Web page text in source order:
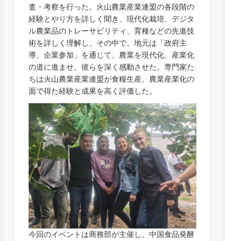
査・考察を行った。火山農業産業連盟の各段階の
経験とやり方を詳しく聞き、現代化栽培、デジタ
ル農業品のトレーサビリティ、育種などの先進技
術を詳しく理解し、その中で、地元は「政府主
導、企業参加」を通じて、農業を現代化、産業化
の道に進ませ、彼らを深く感動させた。専門家た
ちは火山農業産業連盟が食糧生産、農業産業化の
面で得た経験と成果を高く評価した。
今回のイベントは商務部が主催し、中国食品発酵